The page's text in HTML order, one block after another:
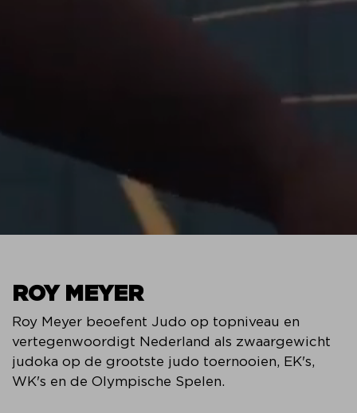
ROY MEYER
Roy Meyer beoefent Judo op topniveau en
vertegenwoordigt Nederland als zwaargewicht
judoka op de grootste judo toernooien, EK's,
WK's en de Olympische Spelen.